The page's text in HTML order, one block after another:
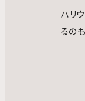
ハリ
るの